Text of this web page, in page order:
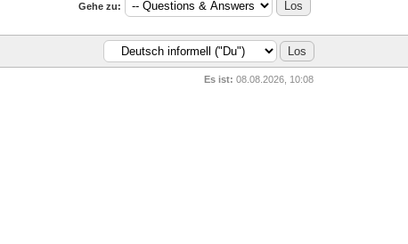
Gehe zu:
Es ist: 08.08.2026, 10:08